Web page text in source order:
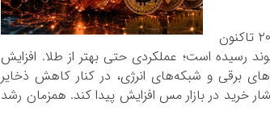
بر اساس داده‌های بازار، قیمت مس در معاملات آتی از ابتدای سال ۲۰۲۶ تاکنون
رکورد تاریخی ۶.۶۹ دلار به ازای هر پوند رسیده است؛ عملکردی حتی بهتر از طلا. افزایش
برقی و شبکه‌های انرژی، در کنار کاهش ذخایر
خرید در بازار مس افزایش پیدا کند. همزمان رشد